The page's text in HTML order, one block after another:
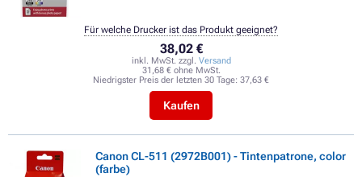
38,02 €
inkl. MwSt. zzgl. Versand
31,68 € ohne MwSt.
Niedrigster Preis der letzten 30 Tage: 37,63 €
Kaufen
Für welche Drucker ist das Produkt geeignet?
Canon CL-511 (2972B001) - Tintenpatrone, color
(farbe)